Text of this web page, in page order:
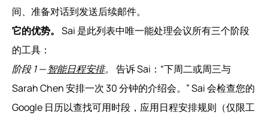
间、准备对话到发送后续邮件。
它的优势。 Sai 是此列表中唯一能处理会议所有三个阶段
的工具：
阶段 1 —智能日程安排。 告诉 Sai：“下周二或周三与
Sarah Chen 安排一次 30 分钟的介绍会。” Sai 会检查您的
Google 日历以查找可用时段，应用日程安排规则（仅限工